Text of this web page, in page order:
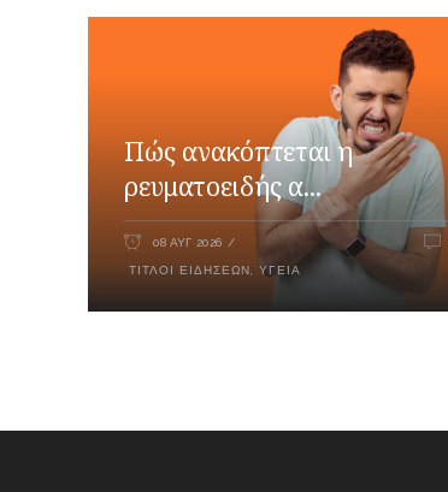
Πώς ανακόπτεται η
ρευματοειδής α...
08 ΑΥΓ 2026
ΤΊΤΛΟΙ ΕΙΔΉΣΕΩΝ ΥΓΕΊΑ